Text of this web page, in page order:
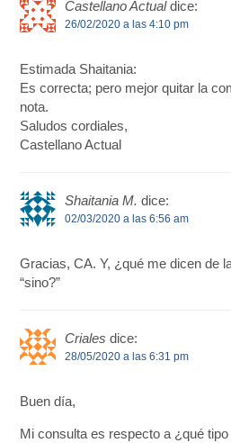
Castellano Actual dice:
26/02/2020 a las 4:10 pm
Estimada Shaitania:
Es correcta; pero mejor quitar la
nota.
Saludos cordiales,
Castellano Actual
Shaitania M. dice:
02/03/2020 a las 6:56 am
Gracias, CA. Y, ¿qué me dicen de
“sino?”
Criales dice:
28/05/2020 a las 6:31 pm
Buen día,
Mi consulta es respecto a ¿qué